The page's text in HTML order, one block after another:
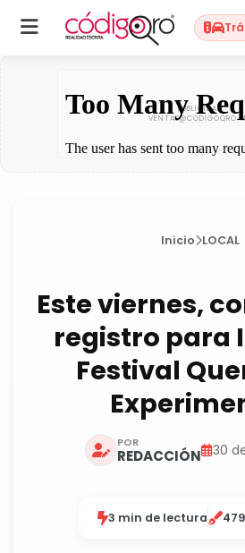
Inicio LOCAL
Este viernes,
registro para
Festival
POR
REDACCIÓN 30
3 min de lectura